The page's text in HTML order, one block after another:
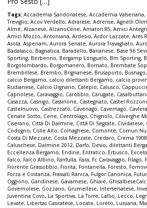
Tags: Accademia Sandonatese, Accademia Valseriana,
Treviglio, Acov Verdello, Adrarese, Adrense, Agnelli
Almè, Alzanese, AlzanoCene, Amatori 85, Amici
Amici Mozzo, Antoniana, Ardesio, Ardor Lazzate, Ares
Asola, Asperiam, Aurora Seriate, Aurora Travagliato,
Badalasco, Bagnatica, Baradello, Barianese, Base 96
Sporting, Berbenno, Bergamp Longuelo, Bm Sporting,
Borgolombardo, Borgomanero, Bornato, Brembate
Brembillese, Brembo, Brignanese, Brusaporto, Busnago,
calcio Bergamo, calcio dilettanti Bergamo, calcio
Rudianese, Calcio Urgnano, Calepio, Calusco,
Capriolese, Caravaggio, Carobbio, Carugate,
Casazza, Casnigo, Cassinone, Castegnato, Castel
Castelnuovo, Castrezzato, Cavenago, Cavernago, Cavlera
Cenate Sotto, Cene, Centrolago, Chignolo, Ciliverghe
Ciserano, Città Di Dalmine, Città Di Segrate, Cividatese,
Codogno, Colle Alto, Colnaghese, Comonte, Comun
Costa Di Mezzate, Costa Mezzate, Credaro, Crema 1908
Caluschese, Dalmine 2012, Darfo, Desio, dilettanti
Eccellenza Bergamo, Endine, Entratico, Erbusco,
Falco, Falco Albino, Fanfulla, Fara, Fc Caravaggio, Filago,
Fiorente Grassobbio, Fiorita, Fontanella, Foresto,
Forza e Costanza, Frassati Ranica, Fulgor Canonica,
Oggiono, Gandinese, Gavarnese, Ghiaie,
Governolese, Gozzano, Grumellese, Interseriatese,
Juventina Covo, La Sportiva, La Torre, Lallio, Lecco,
Levate, Libertas Casiratese, Locate, Loreto, Luisiana,